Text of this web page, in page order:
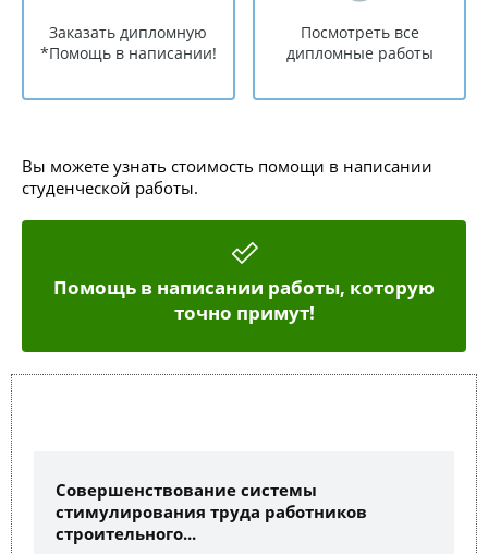
Заказать дипломную
*Помощь в написании!
Посмотреть все
дипломные работы
Вы можете узнать стоимость помощи в написании
студенческой работы.
Помощь в написании работы, которую
точно примут!
Совершенствование системы
стимулирования труда работников
строительного...